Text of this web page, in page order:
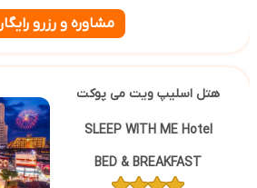
مشاوره و رزرو رایگان
هتل اسلیپ ویت می پوکت
SLEEP WITH ME Hotel
BED & BREAKFAST